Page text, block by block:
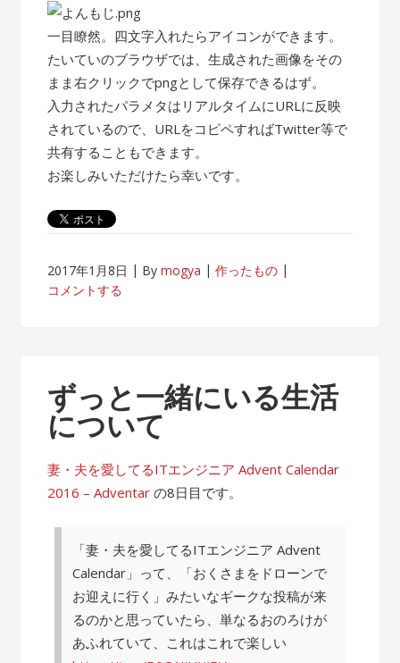
一目瞭然。四文字入れたらアイコンができます。
たいていのブラウザでは、生成された画像をその
まま右クリックでpngとして保存できるはず。
入力されたパラメタはリアルタイムにURLに反映
されているので、URLをコピペすればTwitter等で
共有することもできます。
お楽しみいただけたら幸いです。
2017年1月8日 Bymogya
作ったもの
コメントする
ずっと一緒にいる生活
について
妻・夫を愛してるITエンジニア Advent Calendar
2016 – Adventar の8日目です。
「妻・夫を愛してるITエンジニア Advent
Calendar」って、「おくさまをドローンで
お迎えに行く」みたいなギークな投稿が来
るのかと思っていたら、単なるおのろけが
あふれていて、これはこれで楽しい